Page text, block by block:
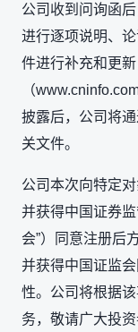
公司收到问询函
进行逐项说明、
件进行补充和更
（
披露后，公司将
关文件。
公司本次向特定
并获得中国证券
会”）同意注册后
并获得中国证监
性。公司将根据
务，敬请广大投